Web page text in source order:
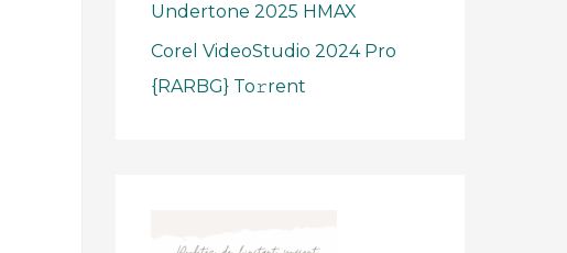
Undertone 2025 HMAX
Corel VideoStudio 2024 Pro
{RARBG} To𝚛rent